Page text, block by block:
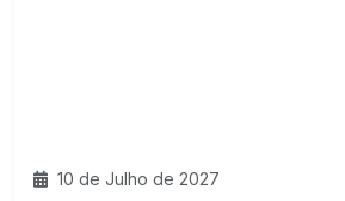
10 de Julho de 2027